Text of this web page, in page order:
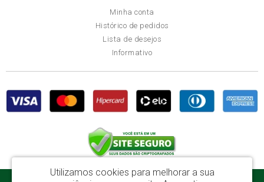
Minha conta
Histórico de pedidos
Lista de desejos
Informativo
Utilizamos cookies para melhorar a sua